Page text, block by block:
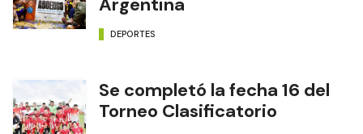
DEPORTES
Se completó la fecha 16 del
Torneo Clasificatorio